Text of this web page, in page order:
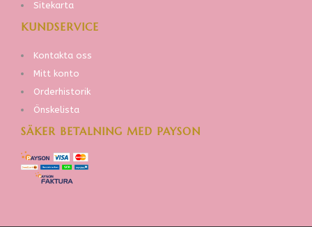
Sitekarta
KUNDSERVICE
Kontakta oss
Mitt konto
Orderhistorik
Önskelista
SÄKER BETALNING MED PAYSON